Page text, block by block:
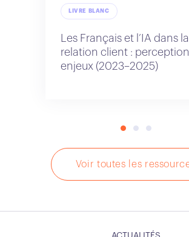
LIVRE BLANC
Les Français et l’IA dans la
relation client :
enjeux (2023–2025)
Voir toutes les